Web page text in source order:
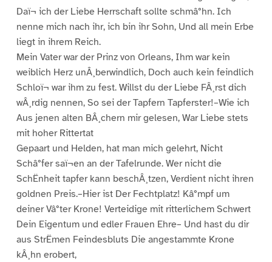
Daï¬ ich der Liebe Herrschaft sollte schmâ°hn. Ich
nenne mich nach ihr, ich bin ihr Sohn, Und all mein Erbe
liegt in ihrem Reich.
Mein Vater war der Prinz von Orleans, Ihm war kein
weiblich Herz unÂ¸berwindlich, Doch auch kein feindlich
Schloï¬ war ihm zu fest. Willst du der Liebe FÂ¸rst dich
wÂ¸rdig nennen, So sei der Tapfern Tapferster!–Wie ich
Aus jenen alten BÂ¸chern mir gelesen, War Liebe stets
mit hoher Rittertat
Gepaart und Helden, hat man mich gelehrt, Nicht
Schâ°fer saï¬en an der Tafelrunde. Wer nicht die
SchËnheit tapfer kann beschÂ¸tzen, Verdient nicht ihren
goldnen Preis.–Hier ist Der Fechtplatz! Kâ°mpf um
deiner Vâ°ter Krone! Verteidige mit ritterlichem Schwert
Dein Eigentum und edler Frauen Ehre– Und hast du dir
aus StrËmen Feindesbluts Die angestammte Krone
kÂ¸hn erobert,